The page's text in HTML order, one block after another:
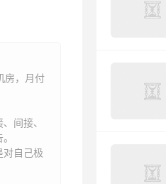
房，月付
间接、
对自己极